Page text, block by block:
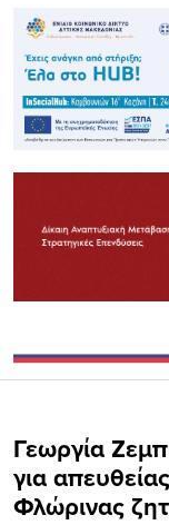
Γεωργία
για
Φλώρινας